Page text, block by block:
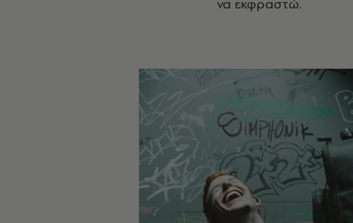
να εκφραστώ.